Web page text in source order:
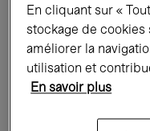
Tous les
Expositions
Rencontres &
Musique classique
En cliquant sur «
stockage de
améliorer la
utilisation et
En savoir plus